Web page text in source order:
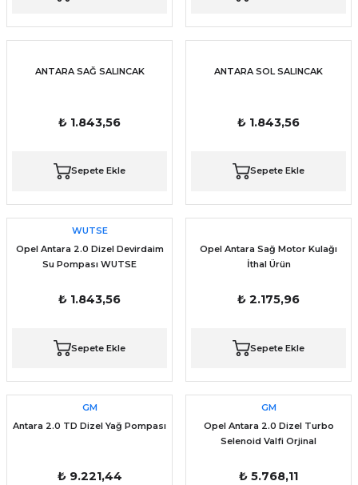
ANTARA SAĞ SALINCAK
₺ 1.843,56
Sepete Ekle
ANTARA SOL SALINCAK
₺ 1.843,56
Sepete Ekle
WUTSE
Opel Antara 2.0 Dizel Devirdaim
Su Pompası WUTSE
₺ 1.843,56
Sepete Ekle
Opel Antara Sağ Motor Kulağı
İthal Ürün
₺ 2.175,96
Sepete Ekle
GM
Antara 2.0 TD Dizel Yağ Pompası
₺ 9.221,44
GM
Opel Antara 2.0 Dizel Turbo
Selenoid Valfi Orjinal
₺ 5.768,11